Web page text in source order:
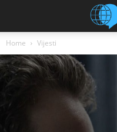
Home Vijesti